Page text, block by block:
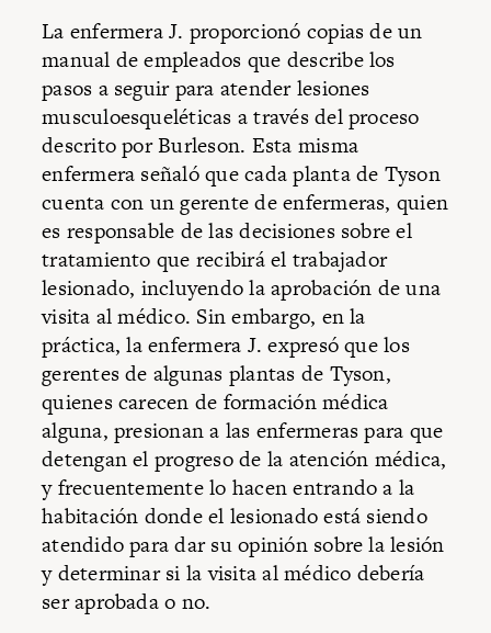
La enfermera J. proporcionó copias de un
manual de empleados que describe los
pasos a seguir para atender lesiones
musculoesqueléticas a través del proceso
descrito por Burleson. Esta misma
enfermera señaló que cada planta de Tyson
cuenta con un gerente de enfermeras, quien
es responsable de las decisiones sobre el
tratamiento que recibirá el trabajador
lesionado, incluyendo la aprobación de una
visita al médico. Sin embargo, en la
práctica, la enfermera J. expresó que los
gerentes de algunas plantas de Tyson,
quienes carecen de formación médica
alguna, presionan a las enfermeras para que
detengan el progreso de la atención médica,
y frecuentemente lo hacen entrando a la
habitación donde el lesionado está siendo
atendido para dar su opinión sobre la lesión
y determinar si la visita al médico debería
ser aprobada o no.